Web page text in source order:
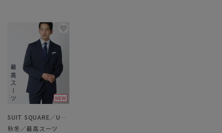
SUIT SQUARE／UNIVERSAL LANGUAGE
秋冬／最高スーツ